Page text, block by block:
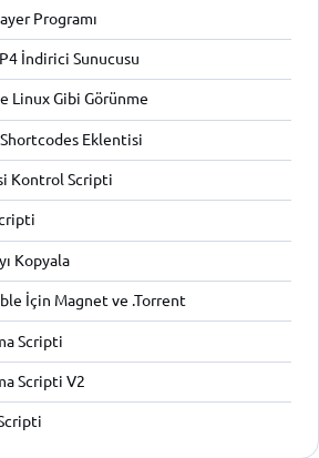
Programı
İndirici Sunucusu
Linux Gibi Görünme
Eklentisi
Kontrol Scripti
Kopyala
İçin Magnet ve .Torrent
Scripti
Scripti V2